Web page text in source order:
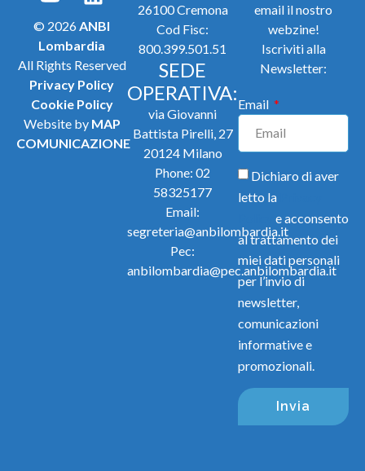
© 2026 ANBI
Lombardia
All Rights Reserved
Privacy Policy
Cookie Policy
Website by MAP
COMUNICAZIONE
26100 Cremona
Cod Fisc:
800.399.501.51
SEDE
OPERATIVA:
via Giovanni
Battista Pirelli, 27
20124 Milano
Phone: 02
58325177
Email:
segreteria@anbilombardia.it
Pec:
anbilombardia@pec.anbilombardia.it
email il nostro
webzine!
Iscriviti alla
Newsletter:
Email
Dichiaro di aver
letto la
e acconsento
al trattamento dei
miei dati personali
per l’invio di
newsletter,
comunicazioni
informative e
promozionali.
Invia